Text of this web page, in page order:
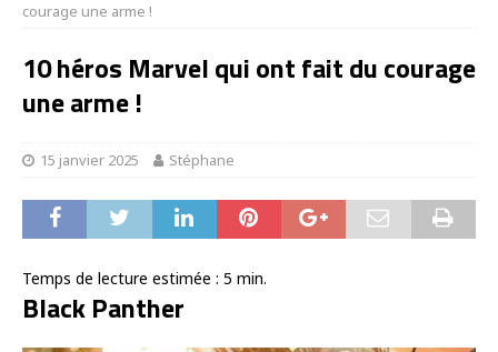
courage une arme !
10 héros Marvel qui ont fait du courage
une arme !
15 janvier 2025 Stéphane
Temps de lecture estimée : 5 min.
Black Panther